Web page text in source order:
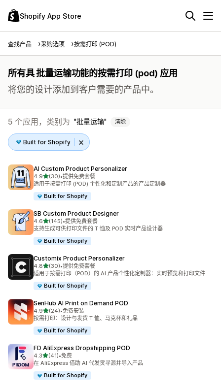
Shopify App Store
查找产品 采购选项 按需打印 (POD)
所有具 批量运输功能的按需打印 (pod) 应用
将您的设计添加到客户需要的产品中。
5 个应用，类别为 批量运输 清除
Built for Shopify
AI Custom Product Personalizer
4.9星（满分 5 星）
(30)
总共 30 条评论
•提供免费套餐
适用于按需打印 (POD) 个性化和定制产品的产品定制器
Built for Shopify
SB Custom Product Designer
4.6星（满分 5 星）
(145)
总共 145 条评论
•提供免费套餐
支持生成可供打印文件的 T 恤及 POD 实时产品设计器
Built for Shopify
Customix Product Personalizer
4.8星（满分 5 星）
(30)
总共 30 条评论
•提供免费套餐
适用于按需打印（POD）的 AI 产品个性化定制器：实时预览和打印文件
Built for Shopify
SenHub AI Print on Demand POD
4.9星（满分 5 星）
(24)
总共 24 条评论
•免费安装
按需打印：设计与发货 T 恤、马克杯和礼品
Built for Shopify
FD AliExpress Dropshipping POD
4.3星（满分 5 星）
(41)
总共 41 条评论
•免费
在 AliExpress 借助 AI 代发货寻源并导入产品
Built for Shopify